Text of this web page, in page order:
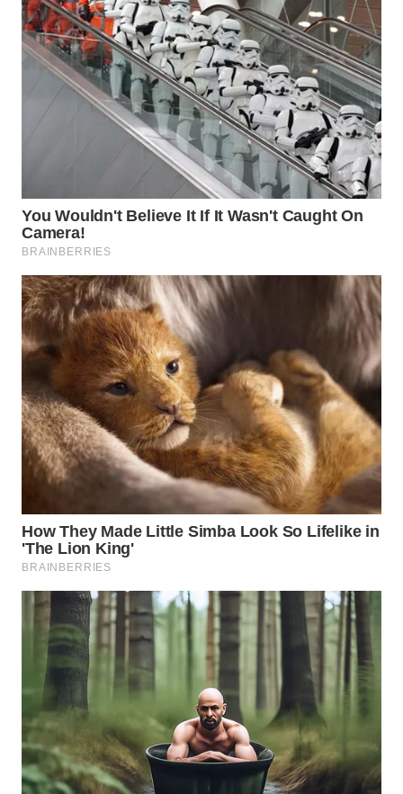
SEMARANG
WN
SOLO
MADURA
WN
SURABAYA
WN
NATUNA
WN
BINTAN
WN
MANDALIKA
WN
LIKUPANG
WN
LABUANBAJO
WN
BORNEO
Wahana
Media
Group